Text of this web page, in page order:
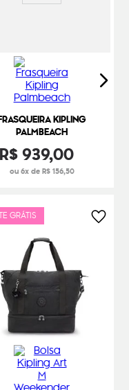
KIPLING
PALMBEACH
R$939,00
ou 6x de R$ 156,50
GRÁTIS